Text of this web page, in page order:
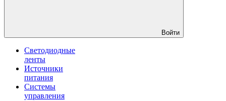
Войти
Светодиодные
ленты
Источники
питания
Системы
управления